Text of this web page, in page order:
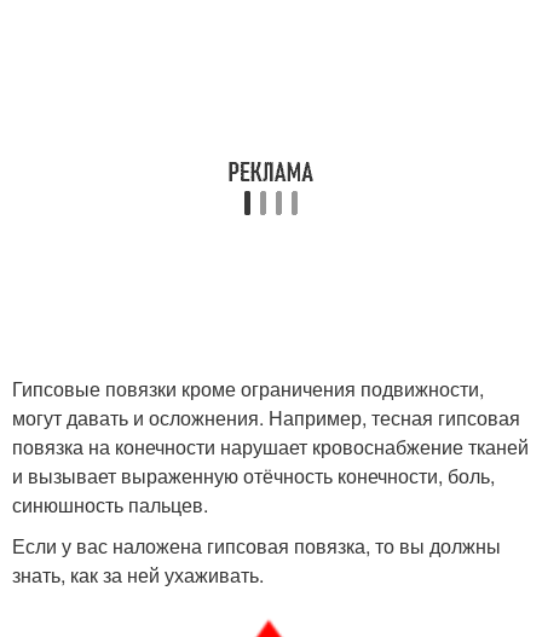
Гипсовые повязки кроме ограничения подвижности,
могут давать и осложнения. Например, тесная гипсовая
повязка на конечности нарушает кровоснабжение тканей
и вызывает выраженную отёчность конечности, боль,
синюшность пальцев.
Если у вас наложена гипсовая повязка, то вы должны
знать, как за ней ухаживать.